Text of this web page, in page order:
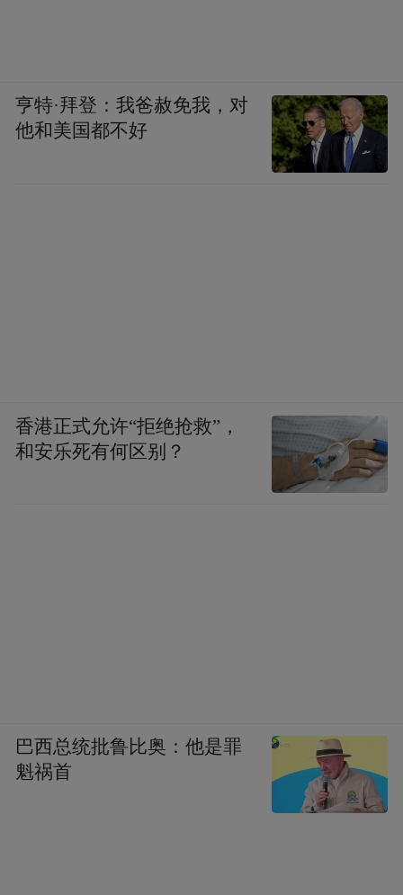
亨特·拜登：我爸赦免我，对
他和美国都不好
香港正式允许“拒绝抢救”，
和安乐死有何区别？
巴西总统批鲁比奥：他是罪
魁祸首